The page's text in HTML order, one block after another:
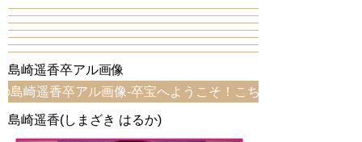
島崎遥香卒アル画像
香卒アル画像-卒宝へようこそ！こちらは、島崎遥香卒アル
島崎遥香(しまざき はるか)